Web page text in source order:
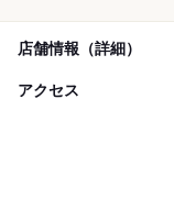
店舗情報（詳細）
アクセス